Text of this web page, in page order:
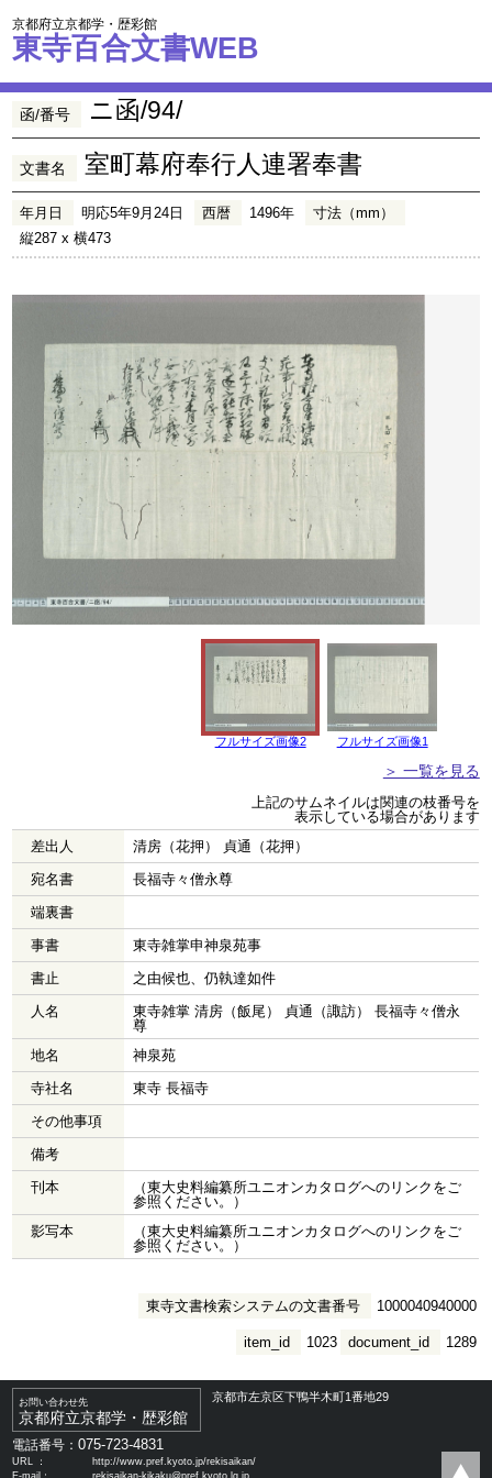
京都府立京都学・歴彩館
東寺百合文書WEB
函/番号 ニ函/94/
文書名 室町幕府奉行人連署奉書
年月日 明応5年9月24日 西暦 1496年
寸法（mm）
縦287 x 横473
フルサイズ画像2 フルサイズ画像1
＞ 一覧を見る
上記のサムネイルは関連の枝番号を
表示している場合があります
差出人
清房（花押） 貞通（花押）
宛名書
長福寺々僧永尊
端裏書
事書
東寺雑掌申神泉苑事
書止
之由候也、仍執達如件
人名
東寺雑掌 清房（飯尾） 貞通（諏訪） 長福寺々僧永
尊
地名
神泉苑
寺社名
東寺 長福寺
その他事項
備考
刊本
（東大史料編纂所ユニオンカタログへのリンクをご
参照ください。）
影写本
（東大史料編纂所ユニオンカタログへのリンクをご
参照ください。）
東寺文書検索システムの文書番号 1000040940000
document_id 1289
item_id 1023
お問い合わせ先
京都府立京都学・歴彩館
京都市左京区下鴨半木町1番地29
電話番号：075-723-4831
URL ：
http://www.pref.kyoto.jp/rekisaikan/
E-mail：
rekisaikan-kikaku@pref.kyoto.lg.jp